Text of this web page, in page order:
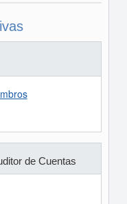
de Cuentas